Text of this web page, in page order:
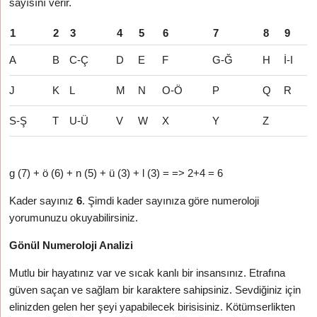
sayısını verir.
1 2 3 4 5 6 7 8 9
A B C-Ç D E F G-Ğ H İ-I
J K L M N O-Ö P Q R
S-Ş T U-Ü V W X Y Z
g (7) + ö (6) + n (5) + ü (3) + l (3) = => 2+4 = 6
Kader sayınız6. Şimdi kader sayınıza göre numeroloji
yorumunuzu okuyabilirsiniz.
Gönül Numeroloji Analizi
Mutlu bir hayatınız var ve sıcak kanlı bir insansınız. Etrafına
güven saçan ve sağlam bir karaktere sahipsiniz. Sevdiğiniz için
elinizden gelen her şeyi yapabilecek birisisiniz. Kötümserlikten